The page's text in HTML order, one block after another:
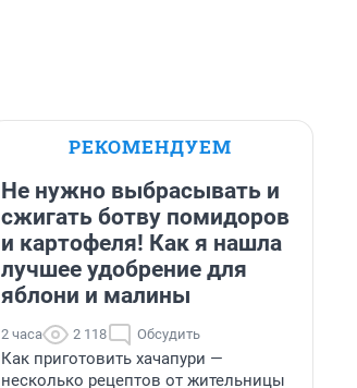
РЕКОМЕНДУЕМ
Не нужно выбрасывать и
сжигать ботву помидоров
и картофеля! Как я нашла
лучшее удобрение для
яблони и малины
2 часа 2 118 Обсудить
Как приготовить хачапури —
несколько рецептов от жительницы